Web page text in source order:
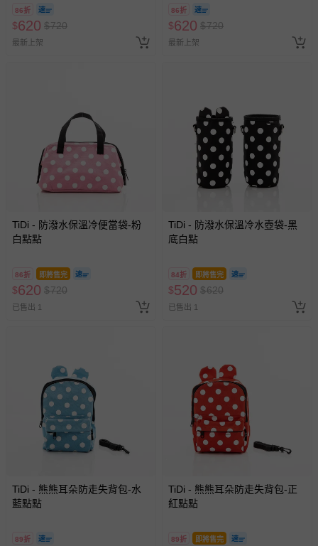
86折
$620 $720
最新上架
86折
$620 $720
最新上架
TiDi - 防潑水保溫冷便當袋-粉
白點點
86折 即將售完
$620 $720
已售出 1
TiDi - 防潑水保溫冷水壺袋-黑
底白點
84折 即將售完
$520 $620
已售出 1
TiDi - 熊熊耳朵防走失背包-水
藍點點
89折
TiDi - 熊熊耳朵防走失背包-正
紅點點
89折 即將售完